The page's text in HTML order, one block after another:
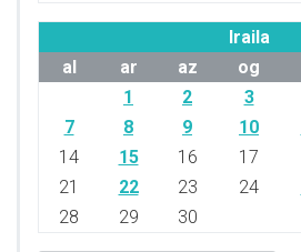
Iraila
al
ar az og
1
2 3
7
8 9 10
14
15 16 17
21
22 23 24
28
29 30